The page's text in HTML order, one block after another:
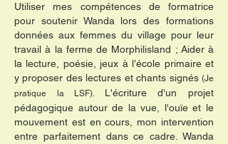
Utiliser mes compétences de formatrice
pour soutenir Wanda lors des formations
données aux femmes du village pour leur
travail à la ferme de Morphilisland ; Aider à
la lecture, poésie, jeux à l’école primaire et
y proposer des lectures et chants signés (Je
pratique la LSF). L'écriture d'un projet
pédagogique autour de la vue, l'ouïe et le
mouvement est en cours, mon intervention
entre parfaitement dans ce cadre. Wanda